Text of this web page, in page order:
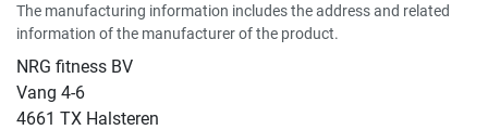
The manufacturing information includes the address and related
information of the manufacturer of the product.
NRG fitness BV
Vang 4-6
4661 TX Halsteren